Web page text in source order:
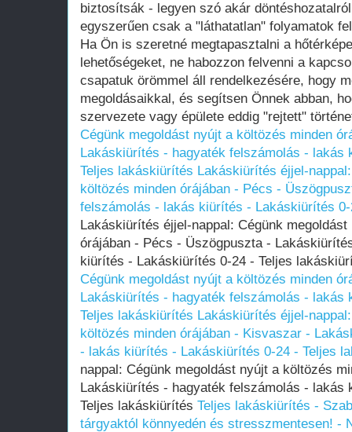
biztosítsák - legyen szó akár
egyszerűen csak a "láthatatlan" folyamatok
Ha Ön is szeretné megtapasztalni a
lehetőségeket, ne habozzon felvenni a
csapatuk örömmel áll rendelkezésére, hogy
megoldásaikkal, és segítsen Önnek abban,
szervezete vagy épülete eddig "rejtett"
Cégünk megoldást nyújt a költözés minden
Lakáskiürítés - hagyaték felszámolás -
Teljes lakáskiürítés Lakáskiürítés éjjel-
költözés minden órájában - Pécs -
felszámolás - lakás kiürítés - Lakáskiürítés
Lakáskiürítés éjjel-nappal: Cégünk
órájában - Pécs - Üszögpuszta -
kiürítés - Lakáskiürítés 0-24 - Teljes
Cégünk megoldást nyújt a költözés minden
Lakáskiürítés - hagyaték felszámolás -
Teljes lakáskiürítés Lakáskiürítés éjjel-
költözés minden órájában - Kisvaszar -
- lakás kiürítés - Lakáskiürítés 0-24 - Teljes
nappal: Cégünk megoldást nyújt a költözés
Lakáskiürítés - hagyaték felszámolás -
Teljes lakáskiürítés Teljes lakáskiürítés -
tárgyaktól könnyedén és stresszmentesen! -